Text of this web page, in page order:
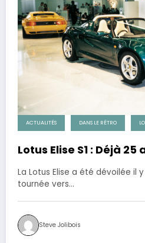
ACTUALITÉS DANS LE RÉTRO
Lotus Elise S1 : Déjà 25
La Lotus Elise a été dévoilée il
tournée vers…
Steve Jolibois